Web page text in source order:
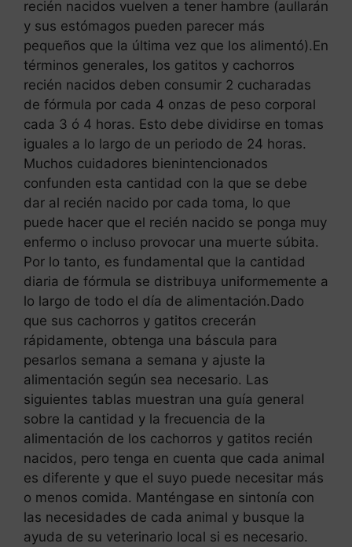
recién nacidos vuelven a tener hambre (aullarán
y sus estómagos pueden parecer más
pequeños que la última vez que los alimentó).En
términos generales, los gatitos y cachorros
recién nacidos deben consumir 2 cucharadas
de fórmula por cada 4 onzas de peso corporal
cada 3 ó 4 horas. Esto debe dividirse en tomas
iguales a lo largo de un periodo de 24 horas.
Muchos cuidadores bienintencionados
confunden esta cantidad con la que se debe
dar al recién nacido por cada toma, lo que
puede hacer que el recién nacido se ponga muy
enfermo o incluso provocar una muerte súbita.
Por lo tanto, es fundamental que la cantidad
diaria de fórmula se distribuya uniformemente a
lo largo de todo el día de alimentación.Dado
que sus cachorros y gatitos crecerán
rápidamente, obtenga una báscula para
pesarlos semana a semana y ajuste la
alimentación según sea necesario. Las
siguientes tablas muestran una guía general
sobre la cantidad y la frecuencia de la
alimentación de los cachorros y gatitos recién
nacidos, pero tenga en cuenta que cada animal
es diferente y que el suyo puede necesitar más
o menos comida. Manténgase en sintonía con
las necesidades de cada animal y busque la
ayuda de su veterinario local si es necesario.